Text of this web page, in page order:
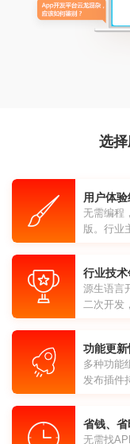
选
用户体
无需编程
版。行业
行业技术
源生语言
二次开发
功能更新
多种功能
发布插件
省钱、
无需找